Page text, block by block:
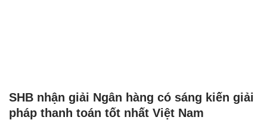
SHB nhận giải Ngân hàng có sáng kiến giải
pháp thanh toán tốt nhất Việt Nam